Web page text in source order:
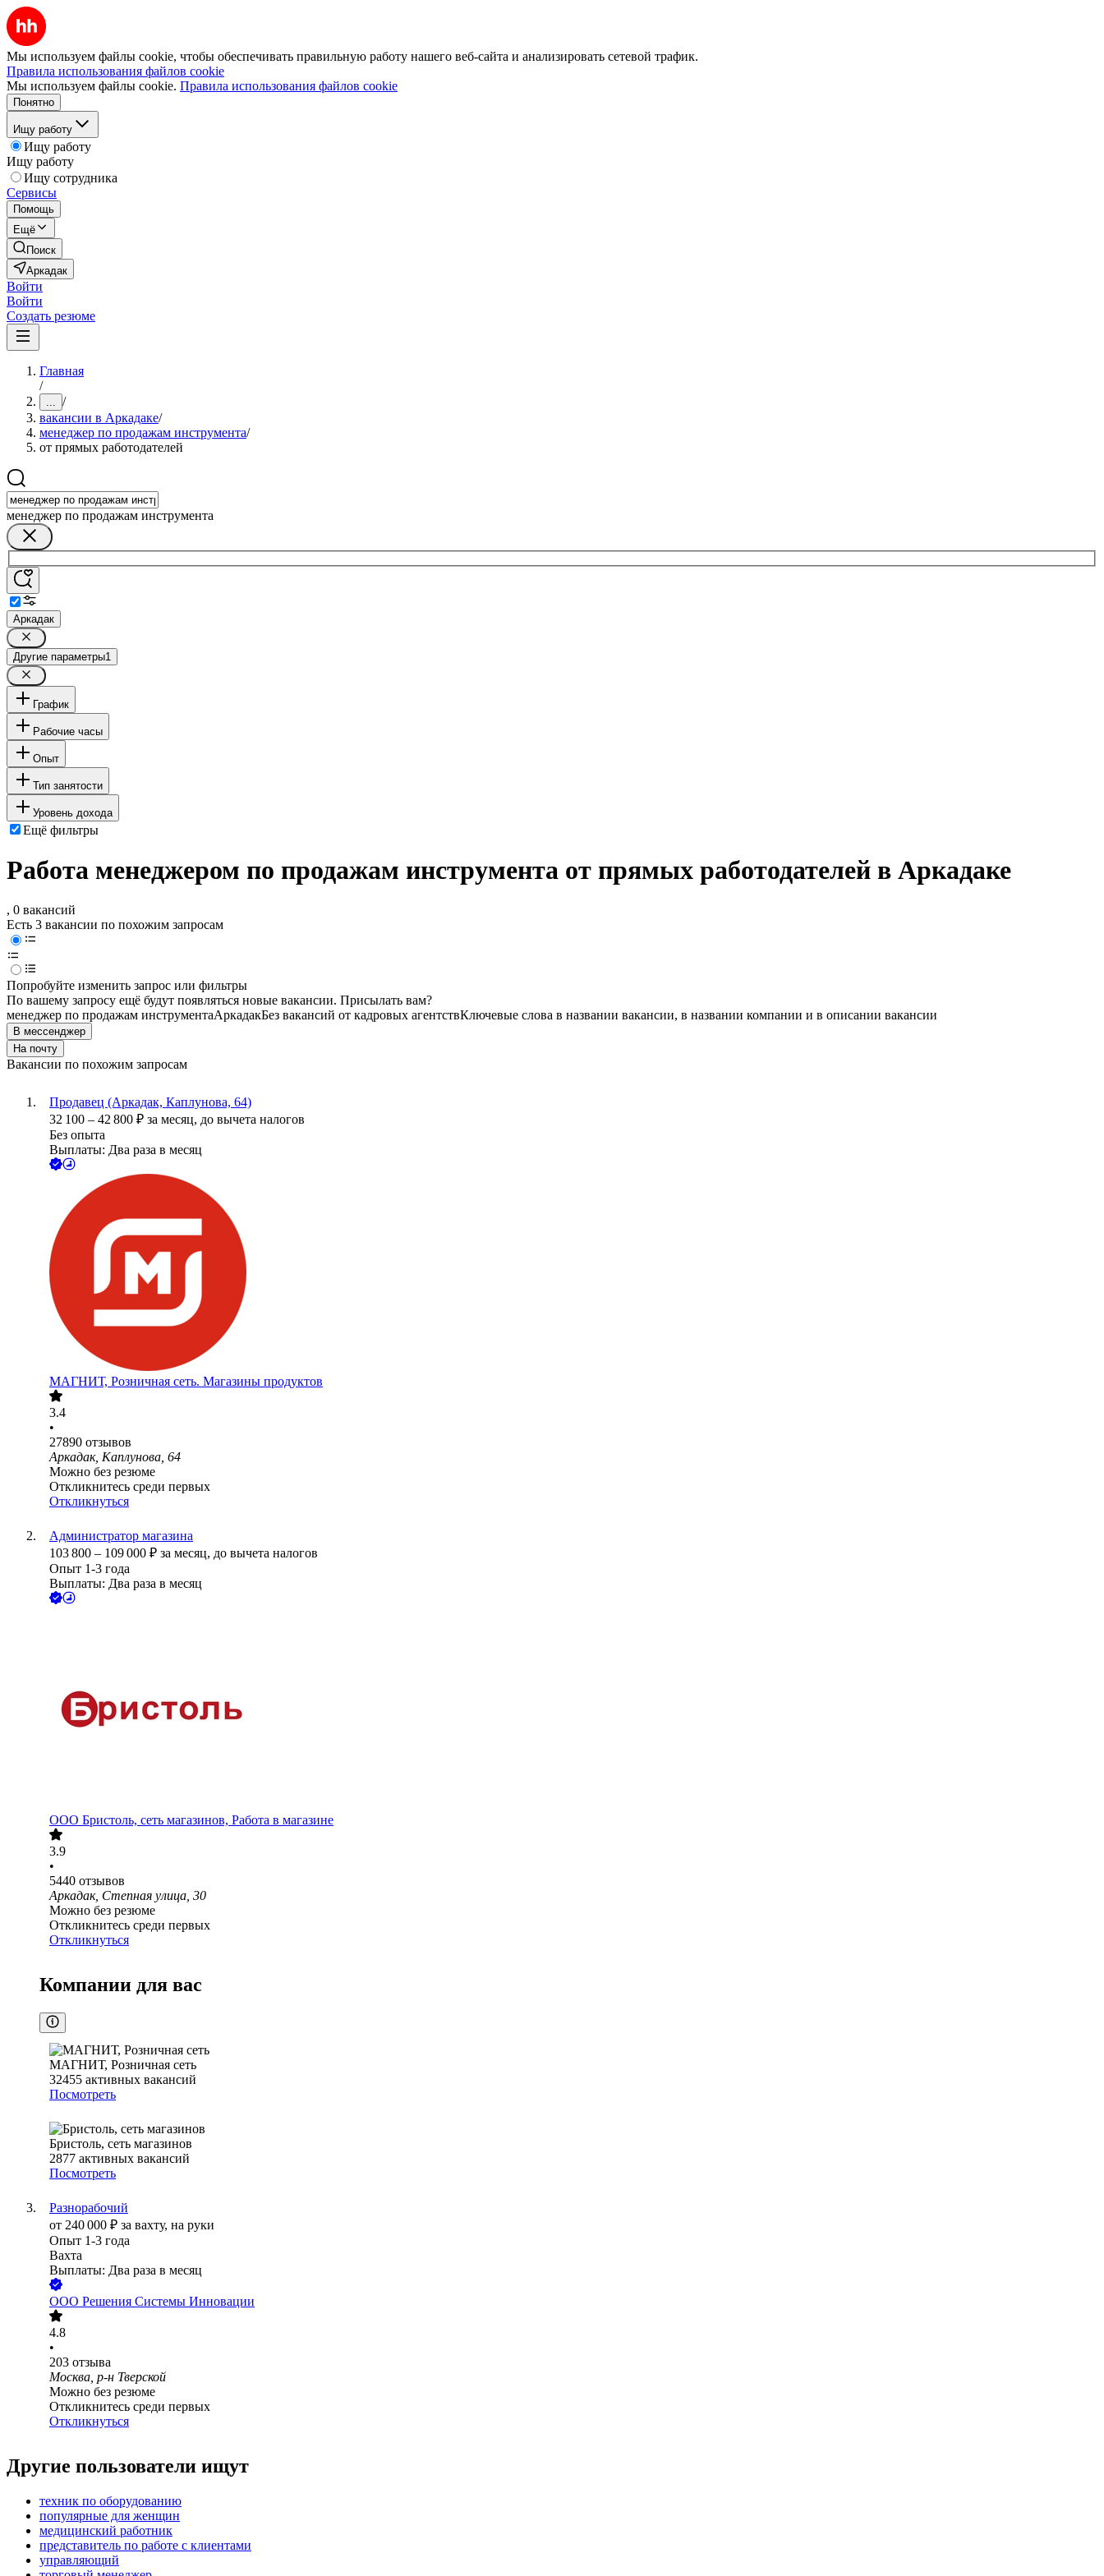
Мы используем файлы cookie, чтобы обеспечивать правильную работу нашего веб-сайта и анализировать сетевой трафик.
Правила использования файлов cookie
Мы используем файлы cookie. Правила использования файлов cookie
Понятно
Ищу работу
Ищу работу
Ищу работу
Ищу сотрудника
Сервисы
Помощь
Ещё
Поиск
Аркадак
Войти
Войти
Создать резюме
Главная
/
... /
вакансии в Аркадаке/
менеджер по продажам инструмента/
от прямых работодателей
менеджер по продажам инструмента
Аркадак
Другие параметры1
График
Рабочие часы
Опыт
Тип занятости
Уровень дохода
Ещё фильтры
Работа менеджером по продажам инструмента от прямых работодателей в Аркадаке
, 0 вакансий
Есть 3 вакансии по похожим запросам
Попробуйте изменить запрос или фильтры
По вашему запросу ещё будут появляться новые вакансии. Присылать вам?
менеджер по продажам инструментаАркадакБез вакансий от кадровых агентствКлючевые слова в названии вакансии, в названии компании и в описании вакансии
В мессенджер
На почту
Вакансии по похожим запросам
Продавец (Аркадак, Каплунова, 64)
32 100 – 42 800 ₽ за месяц, до вычета налогов
Без опыта
Выплаты: Два раза в месяц
МАГНИТ, Розничная сеть. Магазины продуктов
3.4
•
27890 отзывов
Аркадак, Каплунова, 64
Можно без резюме
Откликнитесь среди первых
Откликнуться
Администратор магазина
103 800 – 109 000 ₽ за месяц, до вычета налогов
Опыт 1-3 года
Выплаты: Два раза в месяц
ООО Бристоль, сеть магазинов, Работа в магазине
3.9
•
5440 отзывов
Аркадак, Степная улица, 30
Можно без резюме
Откликнитесь среди первых
Откликнуться
Компании для вас
МАГНИТ, Розничная сеть
32455 активных вакансий
Посмотреть
Бристоль, сеть магазинов
2877 активных вакансий
Посмотреть
Разнорабочий
от 240 000 ₽ за вахту, на руки
Опыт 1-3 года
Вахта
Выплаты: Два раза в месяц
ООО Решения Системы Инновации
4.8
•
203 отзыва
Москва, р-н Тверской
Можно без резюме
Откликнитесь среди первых
Откликнуться
Другие пользователи ищут
техник по оборудованию
популярные для женщин
медицинский работник
представитель по работе с клиентами
управляющий